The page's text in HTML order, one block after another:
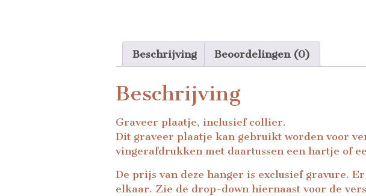
Beschrijving Beoordelingen (0)
Beschrijving
Graveer plaatje, inclusief collier.
Dit graveer plaatje kan gebruikt worden voor
vingerafdrukken met daartussen een hartje of
De prijs van deze hanger is exclusief gravure.
elkaar. Zie de drop-down hiernaast voor de